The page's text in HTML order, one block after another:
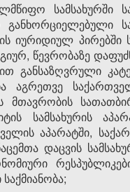
იურიდიულ
წევრობაზე
განსაზღვრული
აგრეთვე
მთავრობის
სამსახურის
აპარატში,
დაცვის